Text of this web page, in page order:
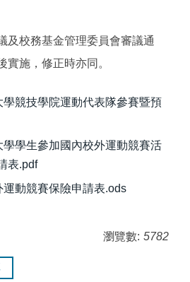
及校務基金管理委員會審議通
實施，修正時亦同。
學競技學院運動代表隊參賽暨預
學學生參加國內校外運動競賽活
表.pdf
動競賽保險申請表.ods
瀏覽數: 5782